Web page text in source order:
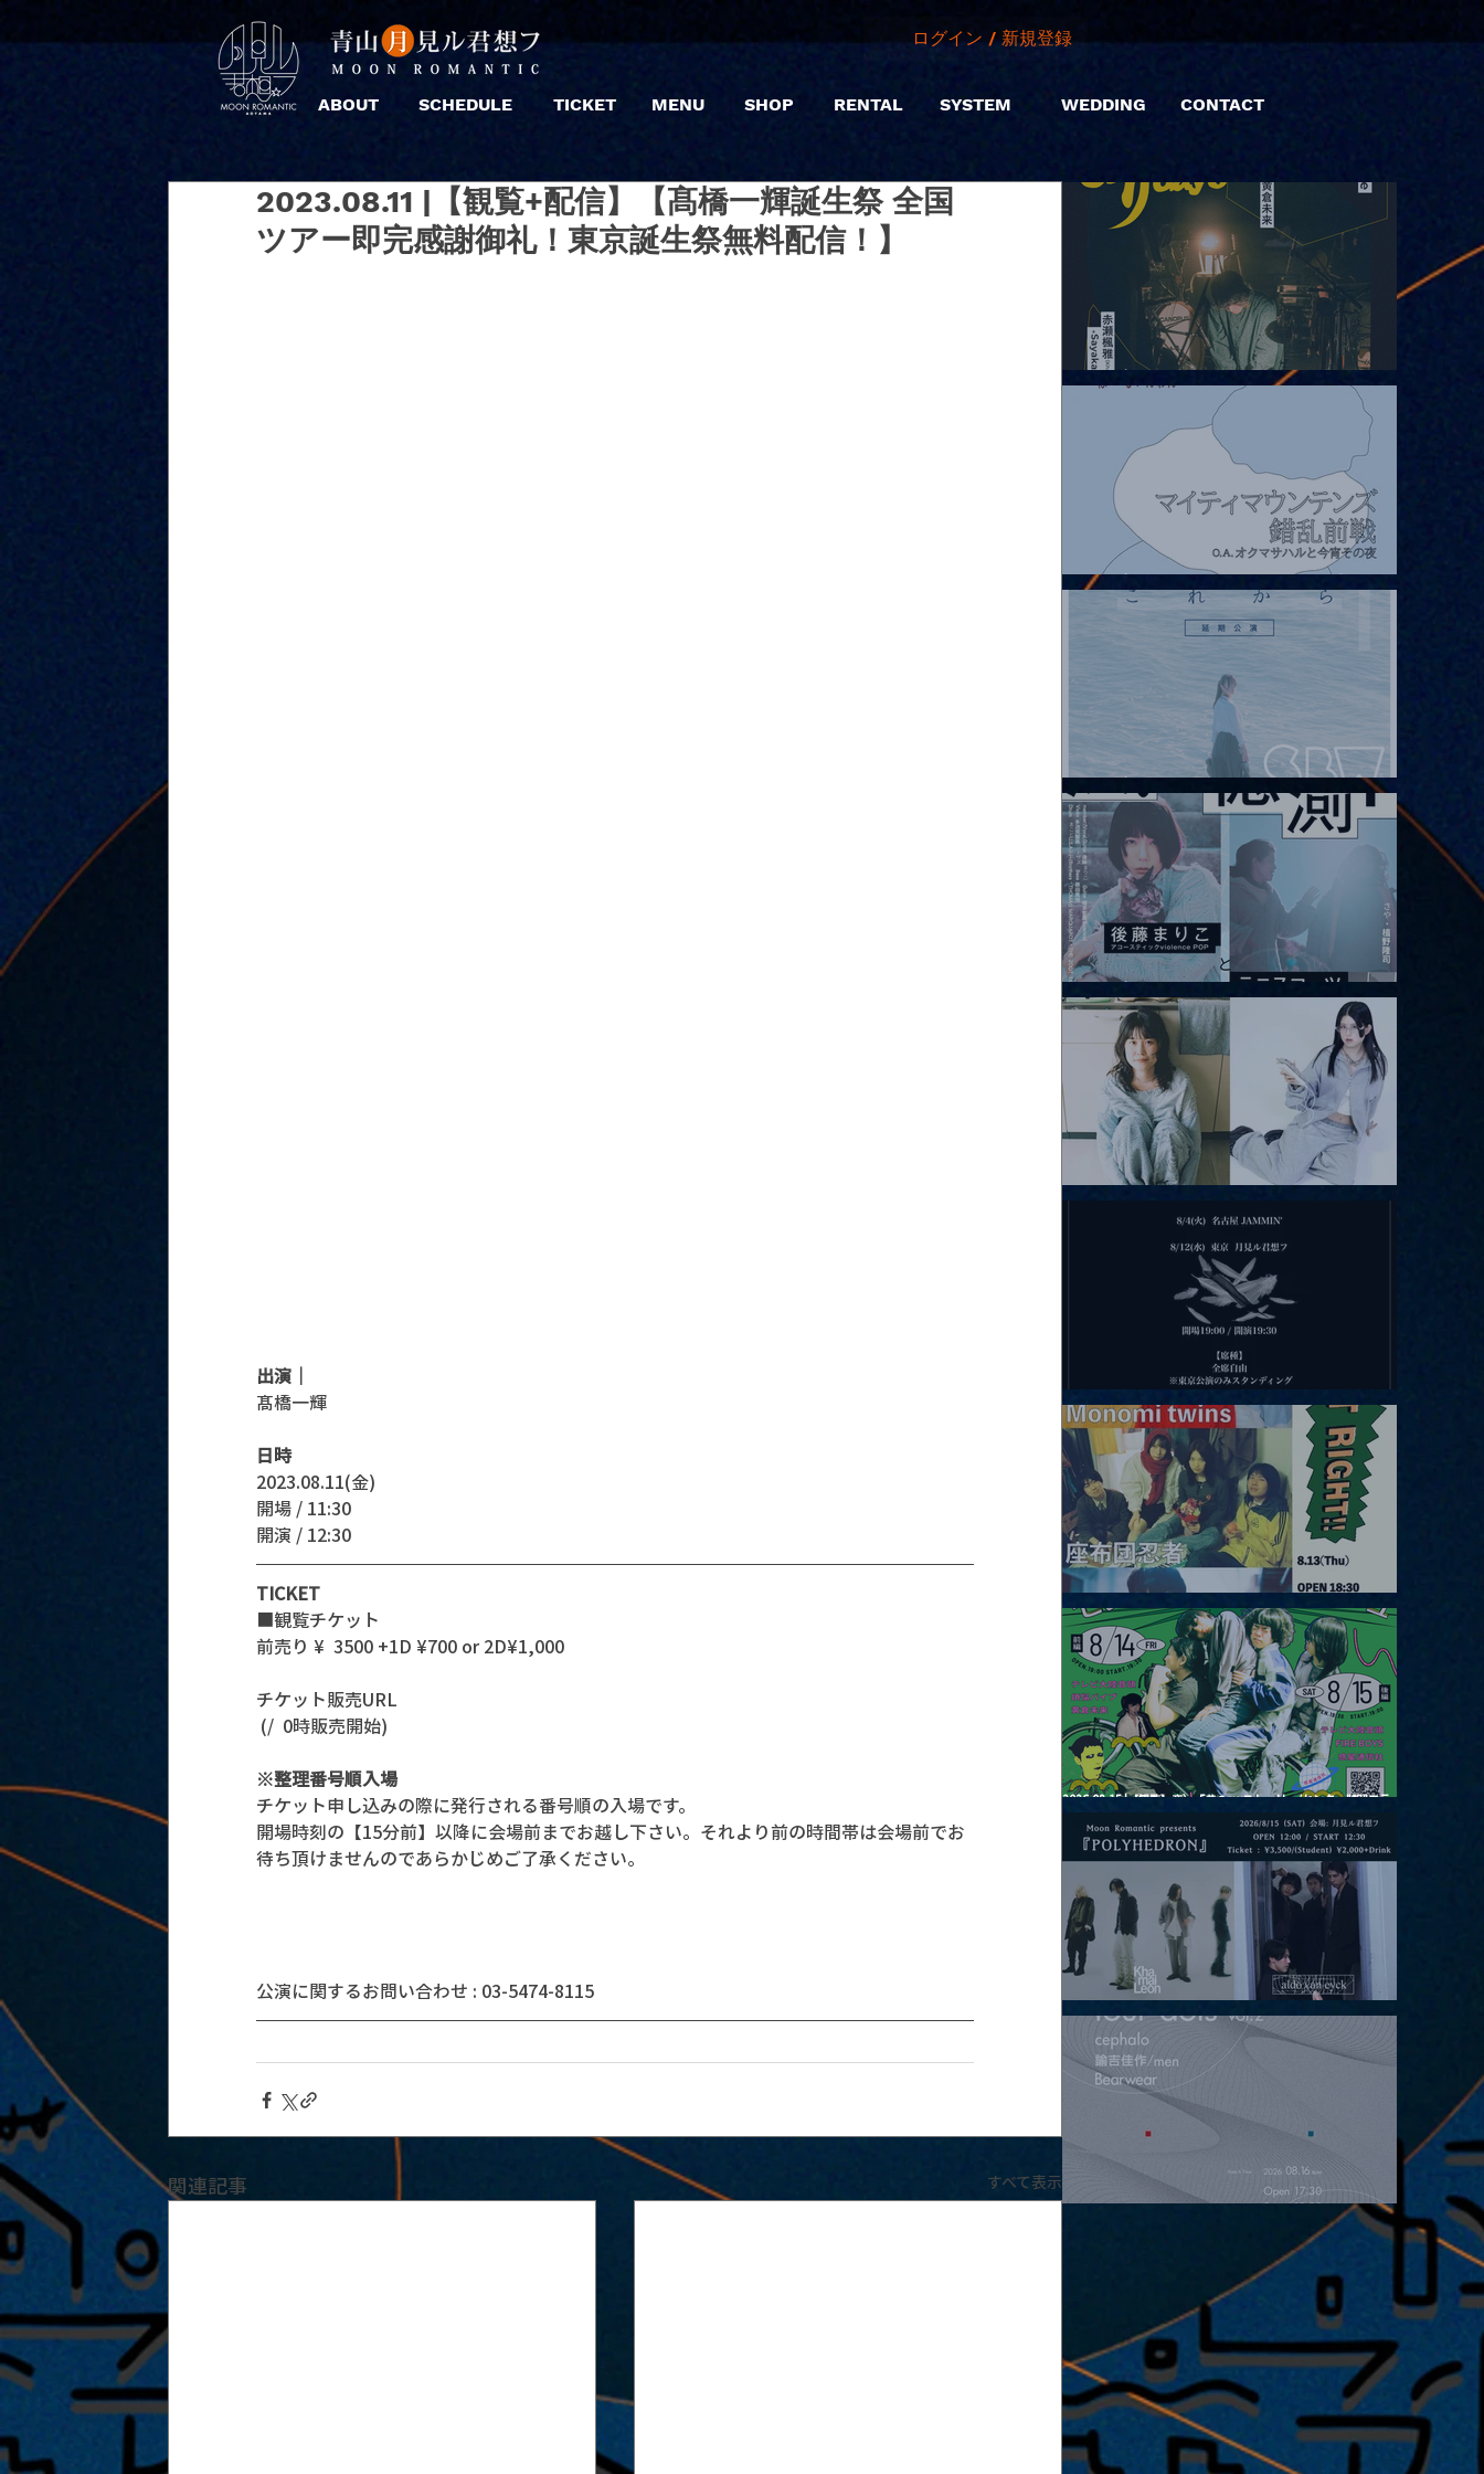
ABOUT SCHEDULE TICKET MENU SHOP
ログイン / 新規登録
RENTAL SYSTEM WEDDING CONTACT
2023.08.11 |【観覧+配信】【髙橋一輝誕生祭 全国
ツアー即完感謝御礼！東京誕生祭無料配信！】
出演｜
髙橋一輝
日時
2023.08.11(金)
開場 / 11:30
開演 / 12:30
TICKET
■観覧チケット
前売り ¥  3500 +1D ¥700 or 2D¥1,000
チケット販売URL
(/  0時販売開始)
※整理番号順入場
チケット申し込みの際に発行される番号順の入場です。
開場時刻の【15分前】以降に会場前までお越し下さい。それより前の時間帯は会場前でお
待ち頂けませんのであらかじめご了承ください。
公演に関するお問い合わせ : 03-5474-8115
関連記事 すべて表示
2026.08.06 |【観覧】hamachiまつり2026２days-月見ル君想フ編
2026.08.07 |【観覧】マイティマウンテンズpresents. “HALL-IN-
2026.08.08 |【観覧】Oaiko pre.「これから」延期公演 Blurred
City Lights × 17歳とベルリンの壁
2026.08.10 |【観覧】「巷のmyストーリー/風の憶測1～後藤まりこ
アコースティックviolence POPとテニスコーツ」
2026.08.12 |【観覧】田澤孝介 ソロワンマン 「Ballad Box 2026」
2026.08.13 |【観覧】JUST RIGHT!! vol.26
2026.08.15 |【観覧】夜）『巷のmyストーリー/センター"訳"フラ
ッシュ⚡️後編』
2026.08.15 |【観覧】昼）月見ルpre.『POLYHEDRON』